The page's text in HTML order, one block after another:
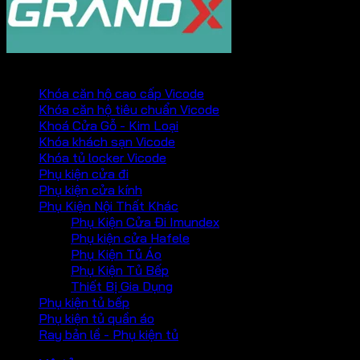
Khóa căn hộ cao cấp Vicode
Khóa căn hộ tiêu chuẩn Vicode
Khoá Cửa Gỗ - Kim Loại
Khóa khách sạn Vicode
Khóa tủ locker Vicode
Phụ kiện cửa đi
Phụ kiện cửa kính
Phụ Kiện Nội Thất Khác
Phụ Kiện Cửa Đi Imundex
Phụ kiện cửa Hafele
Phụ Kiện Tủ Áo
Phụ Kiện Tủ Bếp
Thiết Bị Gia Dụng
Phụ kiện tủ bếp
Phụ kiện tủ quần áo
Ray bản lề - Phụ kiện tủ